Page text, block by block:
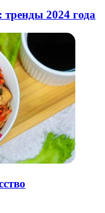
2024 года